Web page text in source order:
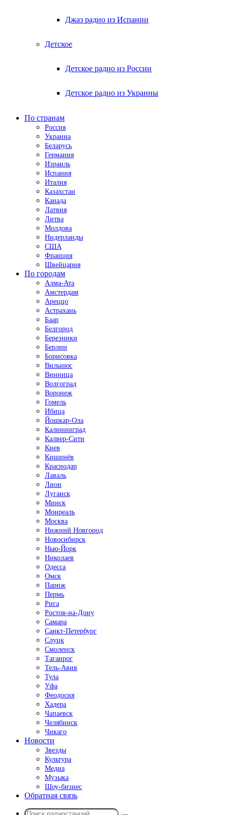
Джаз радио из Испании
Детское
Детское радио из России
Детское радио из Украины
По странам
Россия
Украина
Беларусь
Германия
Израиль
Испания
Италия
Казахстан
Канада
Латвия
Литва
Молдова
Нидерланды
США
Франция
Швейцария
По городам
Алма-Ата
Амстердам
Ареццо
Астрахань
Баар
Белгород
Березники
Берлин
Борисовка
Вильнюс
Винница
Волгоград
Воронеж
Гомель
Ибица
Йошкар-Ола
Калининград
Калвер-Сити
Киев
Кишинёв
Краснодар
Лаваль
Лион
Луганск
Минск
Монреаль
Москва
Нижний Новгород
Новосибирск
Нью-Йорк
Николаев
Одесса
Омск
Париж
Пермь
Рига
Ростов-на-Дону
Самара
Санкт-Петербург
Слуцк
Смоленск
Таганрог
Тель-Авив
Тула
Уфа
Феодосия
Хадера
Чапаевск
Челябинск
Чикаго
Новости
Звезды
Культура
Медиа
Музыка
Шоу-бизнес
Обратная связь